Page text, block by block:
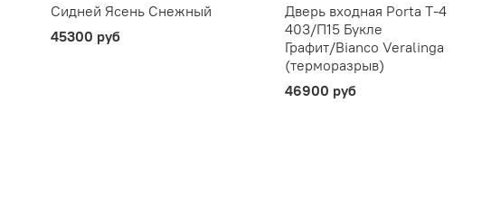
Сидней Ясень Снежный
45300 руб
Дверь входная Porta T-4
403/П15 Букле
Графит/Bianco Veralinga
(терморазрыв)
46900 руб